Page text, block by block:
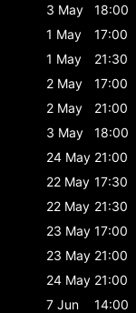
3 May
18:00
1 May
17:00
1 May
21:30
2 May
17:00
2 May
21:00
3 May
18:00
24 May 21:00
22 May 17:30
22 May 21:30
23 May 17:00
23 May 21:00
24 May 21:00
7 Jun
14:00